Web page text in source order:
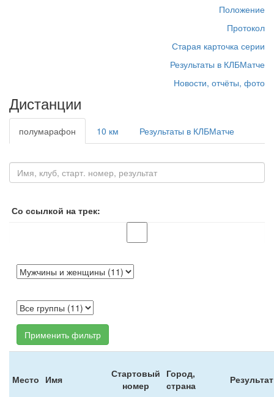
Положение
Протокол
Старая карточка серии
Результаты в КЛБМатче
Новости, отчёты, фото
Дистанции
полумарафон 10 км Результаты в КЛБМатче
Со ссылкой на трек:
Применить фильтр
Место Имя
Стартовый
номер
Город,
страна
Результат